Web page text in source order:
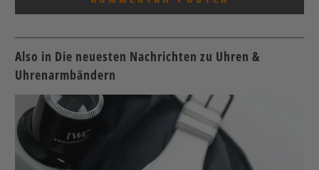
Also in Die neuesten Nachrichten zu Uhren &
Uhrenarmbändern